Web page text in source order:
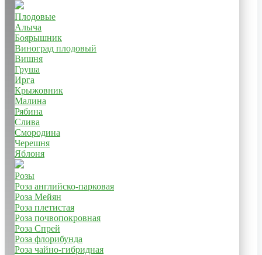
Плодовые
Алыча
Боярышник
Виноград плодовый
Вишня
Груша
Ирга
Крыжовник
Малина
Рябина
Слива
Смородина
Черешня
Яблоня
Розы
Роза английско-парковая
Роза Мейян
Роза плетистая
Роза почвопокровная
Роза Спрей
Роза флорибунда
Роза чайно-гибридная